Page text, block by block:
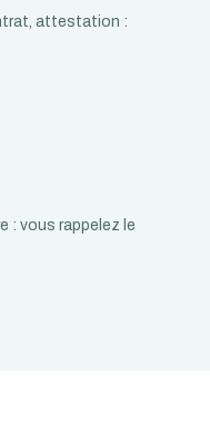
attestation :
: vous rappelez le